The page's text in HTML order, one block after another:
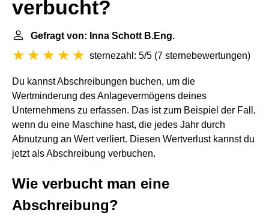
verbucht?
Gefragt von: Inna Schott B.Eng.
sternezahl: 5/5 (7 sternebewertungen)
Du kannst Abschreibungen buchen, um die
Wertminderung des Anlagevermögens deines
Unternehmens zu erfassen. Das ist zum Beispiel der Fall,
wenn du eine Maschine hast, die jedes Jahr durch
Abnutzung an Wert verliert. Diesen Wertverlust kannst du
jetzt als Abschreibung verbuchen.
Wie verbucht man eine
Abschreibung?